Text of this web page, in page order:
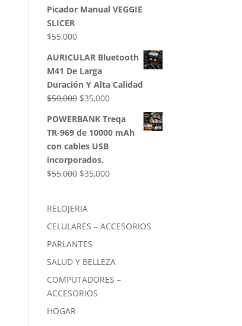
Picador Manual VEGGIE
SLICER
$55,000
AURICULAR Bluetooth
M41 De Larga
Duración Y Alta Calidad
$50,000 El
original
era:
$50,000.
$35,000El
actual
es:
POWERBANK Treqa
TR-969 de 10000 mAh
con cables USB
incorporados.
$55,000 El
era:
$55,000.
$35,000El
$35,000.
RELOJERIA
CELULARES – ACCESORIOS
PARLANTES
SALUD Y BELLEZA
COMPUTADORES –
ACCESORIOS
HOGAR